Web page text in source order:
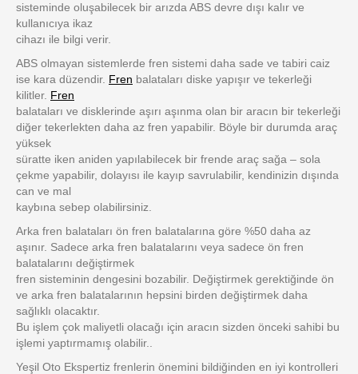
sisteminde oluşabilecek bir arızda ABS devre dışı kalır ve
kullanıcıya ikaz
cihazı ile bilgi verir.
ABS olmayan sistemlerde fren sistemi daha sade ve tabiri caiz
ise kara düzendir. Fren balataları diske yapışır ve tekerleği
kilitler. Fren
balataları ve disklerinde aşırı aşınma olan bir aracın bir tekerleği
diğer tekerlekten daha az fren yapabilir. Böyle bir durumda araç
yüksek
süratte iken aniden yapılabilecek bir frende araç sağa – sola
çekme yapabilir, dolayısı ile kayıp savrulabilir, kendinizin dışında
can ve mal
kaybına sebep olabilirsiniz.
Arka fren balataları ön fren balatalarına göre %50 daha az
aşınır. Sadece arka fren balatalarını veya sadece ön fren
balatalarını değiştirmek
fren sisteminin dengesini bozabilir. Değiştirmek gerektiğinde ön
ve arka fren balatalarının hepsini birden değiştirmek daha
sağlıklı olacaktır.
Bu işlem çok maliyetli olacağı için aracın sizden önceki sahibi bu
işlemi yaptırmamış olabilir..
Yeşil Oto Ekspertiz frenlerin önemini bildiğinden en iyi kontrolleri